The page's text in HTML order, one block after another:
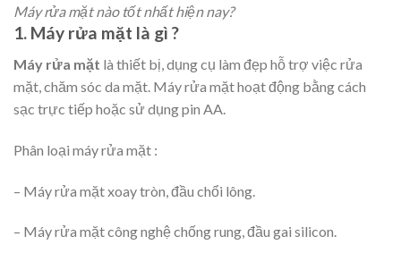
Máy rửa mặt nào tốt nhất hiện nay?
1. Máy rửa mặt là gì ?
Máy rửa mặt là thiết bị, dụng cụ làm đẹp hỗ trợ việc rửa
mặt, chăm sóc da mặt. Máy rửa mặt hoạt động bằng cách
sạc trực tiếp hoặc sử dụng pin AA.
Phân loại máy rửa mặt :
– Máy rửa mặt xoay tròn, đầu chổi lông.
– Máy rửa mặt công nghệ chống rung, đầu gai silicon.